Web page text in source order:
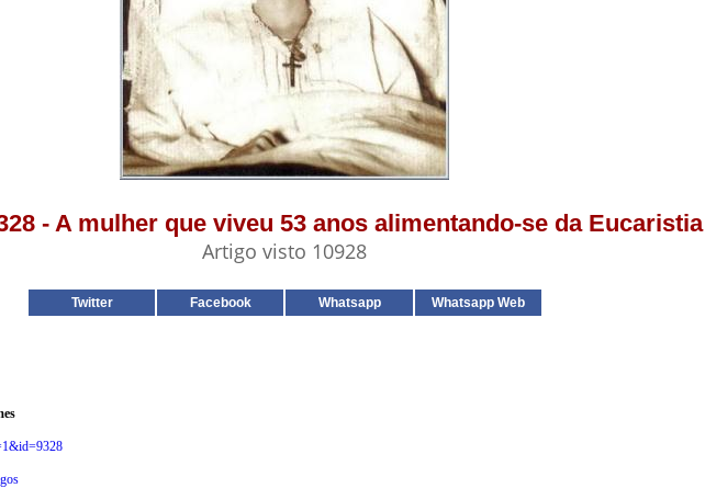
- A mulher que viveu 53 anos alimentando-se da Eucaristia
Artigo visto 10928
Twitter Facebook Whatsapp Whatsapp Web